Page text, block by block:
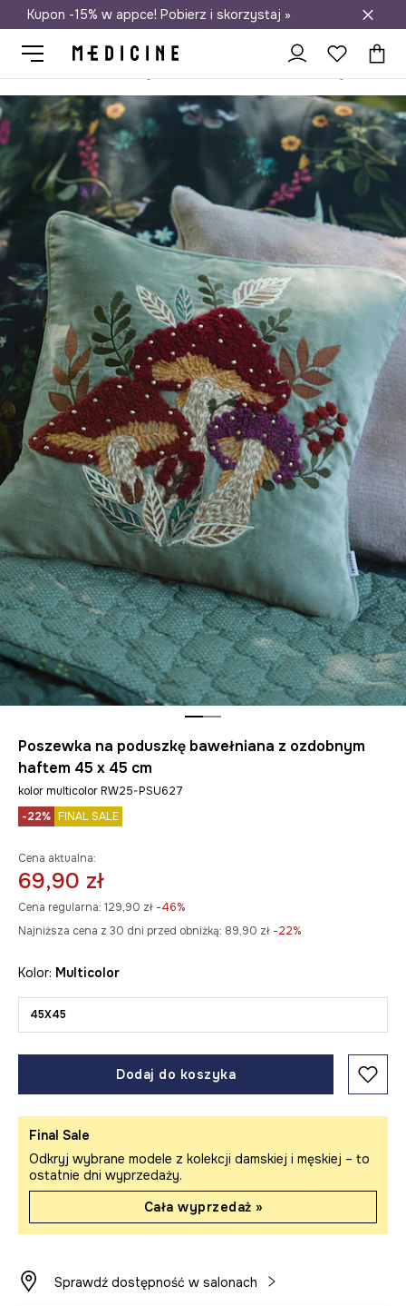
Darmowa dostawa do salonów
Kupon -15% w appce! Pobierz i skorzystaj »
Poszewka na poduszkę bawełniana z ozdobnym
haftem 45 x 45 cm
kolor multicolor RW25-PSU627
-22% FINAL SALE
Cena aktualna:
69,90 zł
Cena regularna: 129,90 zł -46%
Najniższa cena z 30 dni przed obniżką: 89,90 zł -22%
Kolor: multicolor
45X45
Dodaj do koszyka
Final Sale
Odkryj wybrane modele z kolekcji damskiej i męskiej – to
ostatnie dni wyprzedaży.
Cała wyprzedaż »
Sprawdź dostępność w salonach